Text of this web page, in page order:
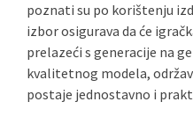
poznati su po korištenju
izbor osigurava da će
prelazeći s generacije na
kvalitetnog modela,
postaje jednostavno i